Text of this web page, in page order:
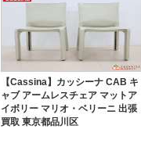
【Cassina】カッシーナ CAB キ
ャブ アームレスチェア マットア
イボリー マリオ・ベリーニ 出張
買取 東京都品川区